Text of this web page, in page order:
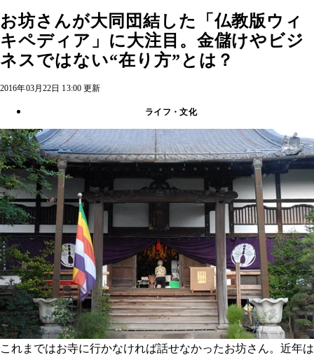
お坊さんが大同団結した「仏教版ウィ
キペディア」に大注目。金儲けやビジ
ネスではない“在り方”とは？
2016年03月22日 13:00 更新
ライフ・文化
これまではお寺に行かなければ話せなかったお坊さん。近年は